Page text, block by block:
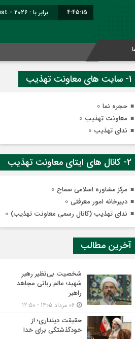
4:45:16 برابر با : Friday - 7 August - 2026
1- سایت های معاونت تهذیب
حجره نما
معاونت تهذیب
ندای تهذیب
2- کانال های ایتای معاونت تهذیب
مرکز مشاوره اسلامی سماح
دبیرخانه امور معرفتی
ندای تهذیب (کانال رسمی معاونت تهذیب)
آخرین مطالب
شخصیت بی‌نظیر رهبر
شهید؛ عالم ربانی مجاهد
راهبر
حقیقت دینداری؛ از
خودگذشتگی برای خدا